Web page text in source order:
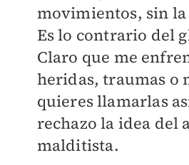
movimientos, sin
Es lo contrario del
Claro que me
heridas, traumas o
quieres llamarlas
rechazo la idea del
malditista.